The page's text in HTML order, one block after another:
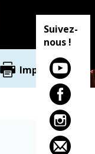
Suivez-
nous !
Imprimer